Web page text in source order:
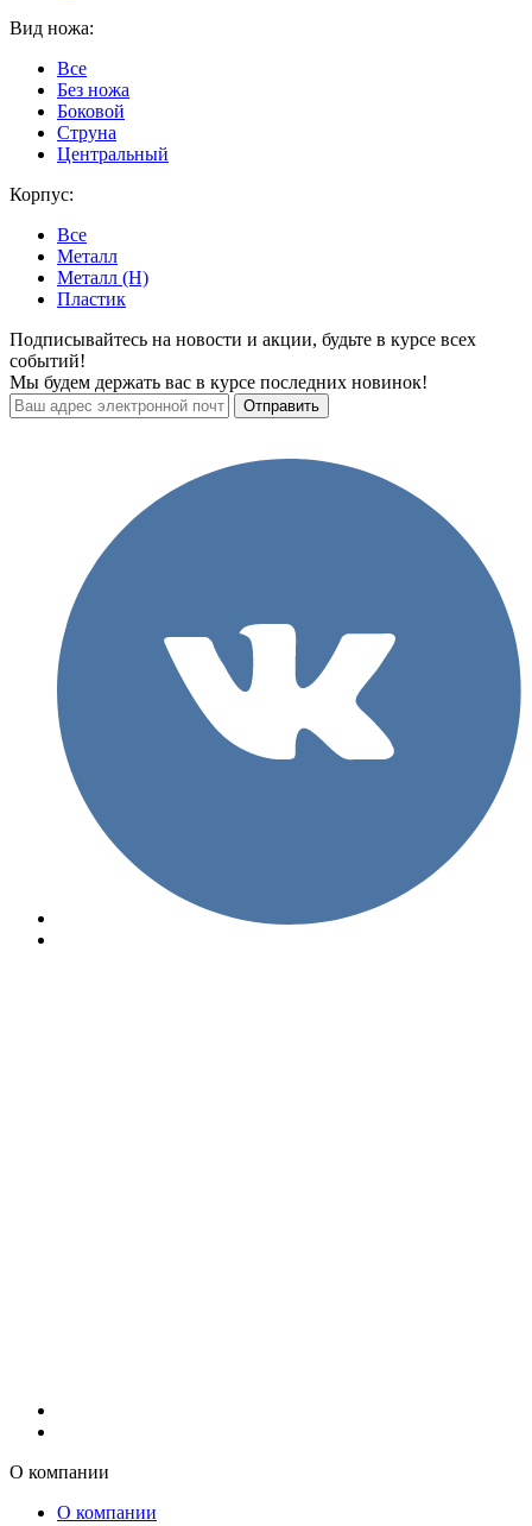
Вид ножа:
Все
Без ножа
Боковой
Струна
Центральный
Корпус:
Все
Металл
Металл (H)
Пластик
Подписывайтесь на новости и акции, будьте в курсе всех
событий!
Мы будем держать вас в курсе последних новинок!
О компании
О компании